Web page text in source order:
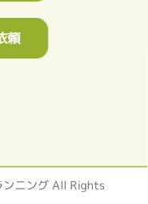
頼
ニング All Rights